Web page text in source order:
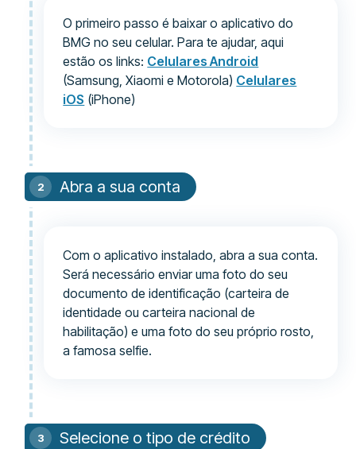
O primeiro passo é baixar o aplicativo do
BMG no seu celular. Para te ajudar, aqui
estão os links: Celulares Android
(Samsung, Xiaomi e Motorola) Celulares
iOS (iPhone)
Abra a sua conta
Com o aplicativo instalado, abra a sua conta.
Será necessário enviar uma foto do seu
documento de identificação (carteira de
identidade ou carteira nacional de
habilitação) e uma foto do seu próprio rosto,
a famosa selfie.
Selecione o tipo de crédito